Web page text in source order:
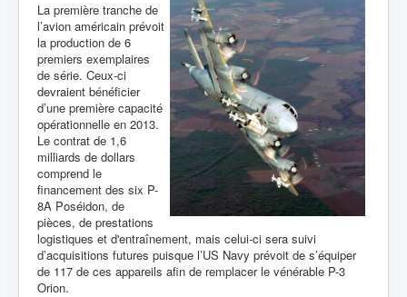
La première tranche de
l’avion américain prévoit
la production de 6
premiers exemplaires
de série. Ceux-ci
devraient bénéficier
d’une première capacité
opérationnelle en 2013.
Le contrat de 1,6
milliards de dollars
comprend le
financement des six P-
8A Poséidon, de
pièces, de prestations
logistiques et d'entraînement, mais celui-ci sera suivi
d’acquisitions futures puisque l’US Navy prévoit de s’équiper
de 117 de ces appareils afin de remplacer le vénérable P-3
Orion.